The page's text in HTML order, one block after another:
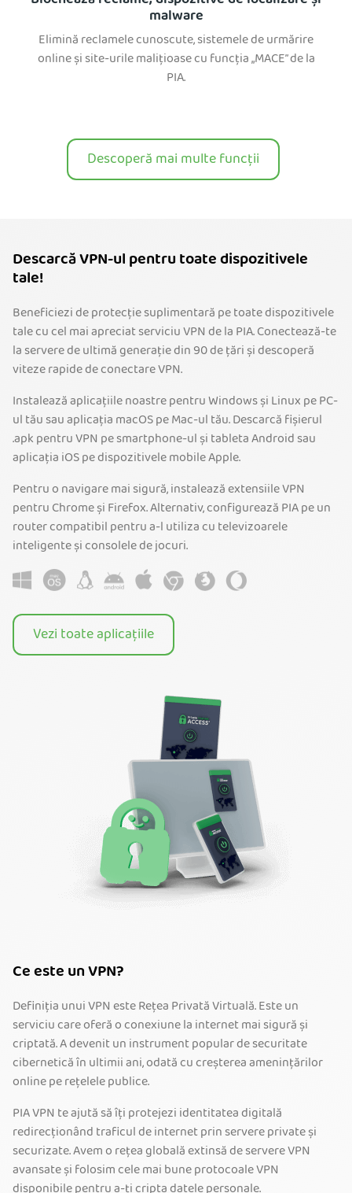
malware
Elimină reclamele cunoscute, sistemele de urmărire
online și site-urile malițioase cu funcția „MACE” de la
PIA.
Descoperă mai multe funcții
Descarcă VPN-ul pentru toate dispozitivele
tale!
Beneficiezi de protecție suplimentară pe toate dispozitivele
tale cu cel mai apreciat serviciu VPN de la PIA. Conectează-te
la servere de ultimă generație din 90 de țări și descoperă
viteze rapide de conectare VPN.
Instalează aplicațiile noastre pentru Windows și Linux pe PC-
ul tău sau aplicația macOS pe Mac-ul tău. Descarcă fișierul
.apk pentru VPN pe smartphone-ul și tableta Android sau
aplicația iOS pe dispozitivele mobile Apple.
Pentru o navigare mai sigură, instalează extensiile VPN
pentru Chrome și Firefox. Alternativ, configurează PIA pe un
router compatibil pentru a-l utiliza cu televizoarele
inteligente și consolele de jocuri.
Vezi toate aplicațiile
Ce este un VPN?
Definiția unui VPN este Rețea Privată Virtuală. Este un
serviciu care oferă o conexiune la internet mai sigură și
criptată. A devenit un instrument popular de securitate
cibernetică în ultimii ani, odată cu creșterea amenințărilor
online pe rețelele publice.
PIA VPN te ajută să îți protejezi identitatea digitală
redirecționând traficul de internet prin servere private și
securizate. Avem o rețea globală extinsă de servere VPN
avansate și folosim cele mai bune protocoale VPN